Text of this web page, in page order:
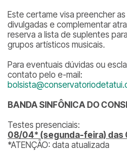
Este certame visa preencher
divulgadas e complementar
reserva a lista de suplentes
grupos artísticos musicais.
Para eventuais dúvidas ou
contato pelo e-mail:
BANDA SINFÔNICA DO
Testes presenciais:
08/04* (segunda-feira) das
*ATENÇÃO: data atualizada